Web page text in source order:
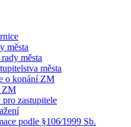
města
města
města
o konání ZM
ZM
zastupitele
podle §106⁄1999 Sb.